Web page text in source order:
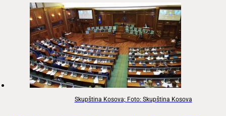
Skupština Kosova; Foto: Skupština Kosova